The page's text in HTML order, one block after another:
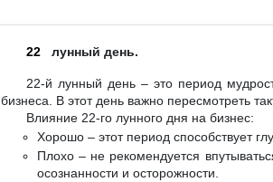
22 лунный день.
22-й лунный день – это период
бизнеса. В этот день важно пересмотреть
Влияние 22-го лунного дня на бизнес:
Хорошо – этот период способствует
Плохо – не рекомендуется
осознанности и осторожности.